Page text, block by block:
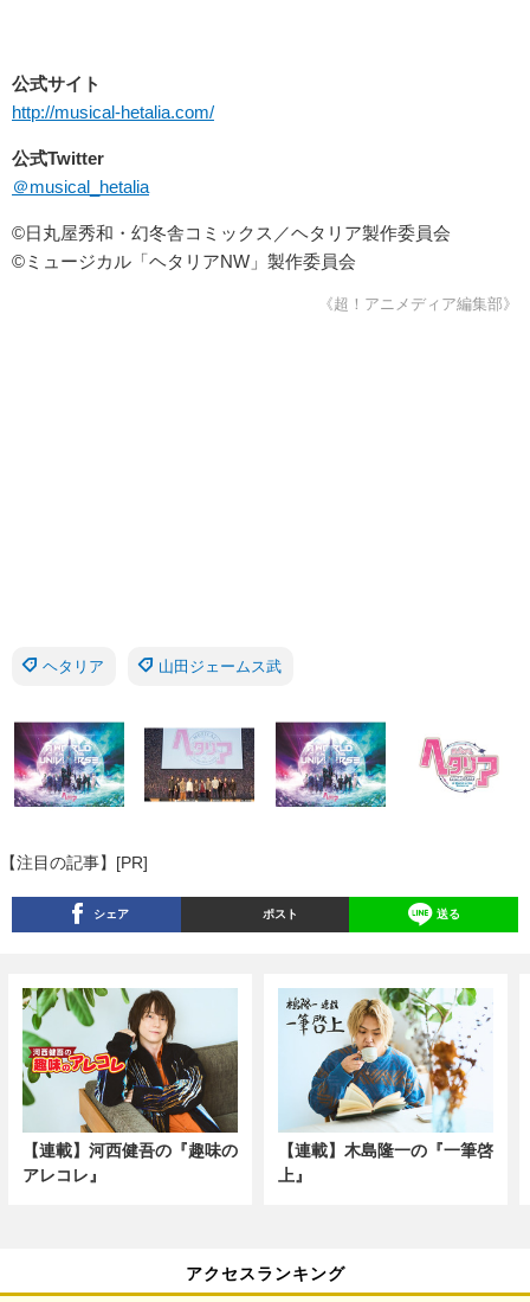
公式サイト
http://musical-hetalia.com/
公式Twitter
＠musical_hetalia
©日丸屋秀和・幻冬舎コミックス／ヘタリア製作委員会
©ミュージカル「ヘタリアNW」製作委員会
《超！アニメディア編集部》
ヘタリア 山田ジェームス武
【注目の記事】[PR]
シェア ポスト 送る
【連載】河西健吾の『趣味の
アレコレ』
【連載】木島隆一の『一筆啓
上』
アクセスランキング